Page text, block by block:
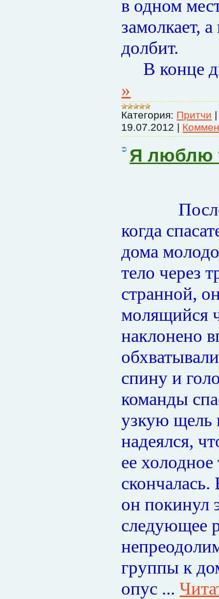
в одном
замолкает,
долбит.
В конце
»
Категория: Притчи
19.07.2012 |
Я люблю
После
когда
дома
тело через
странной,
молящийся
наклонено
спину и
команды
узкую щель
надеялся,
ее
он покинул
следующее
группы к
опус ...